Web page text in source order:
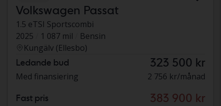
Volkswagen Passat
1.5 eTSI Sportscombi
2025
1 087 mil
Bensin
Kungälv (Ellesbo)
Ledande bud 323 500 kr
Med finansiering 2 756 kr/månad
Fast pris 383 900 kr